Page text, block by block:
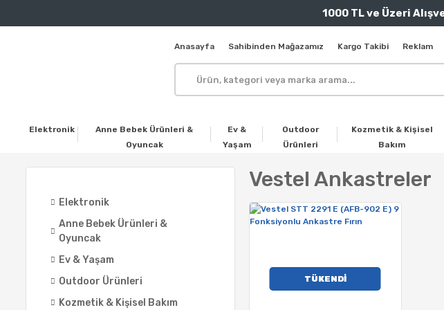
1000 TL ve Üzeri
Anasayfa Sahibinden Mağazamız Kargo Takibi Reklam
Elektronik
Anne Bebek Ürünleri &
Oyuncak
Ev &
Yaşam
Outdoor
Ürünleri
Kozmetik & Kişisel
Bakım
Elektronik
Anne Bebek Ürünleri &
Oyuncak
Ev & Yaşam
Outdoor Ürünleri
Kozmetik & Kişisel Bakım
Vestel Ankastreler
TÜKENDİ